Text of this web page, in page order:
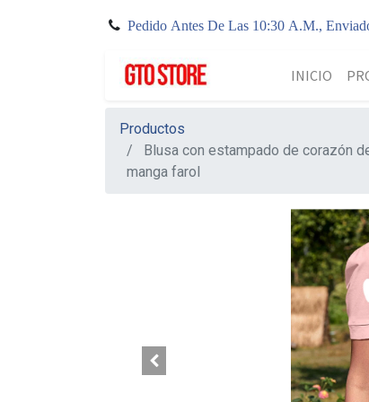
Pedido Antes De Las 10:30 A.M.,
INICIO
Productos
Blusa con estampado de corazón
manga farol